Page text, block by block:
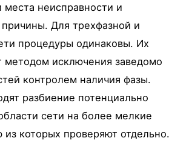
места неисправности и
Для трехфазной и
процедуры одинаковы. Их
методом исключения заведомо
контролем наличия фазы.
разбиение потенциально
сети на более мелкие
из которых проверяют отдельно.